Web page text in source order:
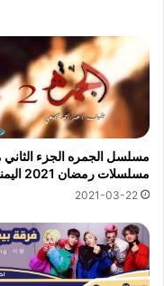
مسلسل الجمره الجزء
مسلسلات رمضان 2021 اليمنية
2021-03-22